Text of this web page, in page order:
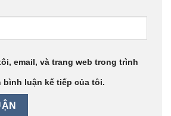
email, và trang web trong trình
bình luận kế tiếp của tôi.